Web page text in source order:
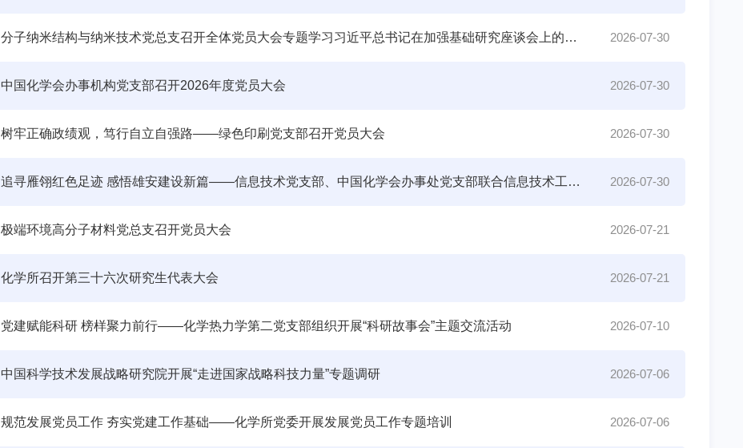
分子纳米结构与纳米技术党总支召开全体党员大会专题学习习近平总书记在加强基础研究座谈会上的重要讲话精神 2026-07-30
中国化学会办事机构党支部召开2026年度党员大会 2026-07-30
树牢正确政绩观，笃行自立自强路——绿色印刷党支部召开党员大会 2026-07-30
追寻雁翎红色足迹 感悟雄安建设新篇——信息技术党支部、中国化学会办事处党支部联合信息技术工会赴白洋淀开展主题党日活动 2026-07-30
极端环境高分子材料党总支召开党员大会 2026-07-21
化学所召开第三十六次研究生代表大会 2026-07-21
党建赋能科研 榜样聚力前行——化学热力学第二党支部组织开展“科研故事会”主题交流活动 2026-07-10
中国科学技术发展战略研究院开展“走进国家战略科技力量”专题调研 2026-07-06
规范发展党员工作 夯实党建工作基础——化学所党委开展发展党员工作专题培训 2026-07-06